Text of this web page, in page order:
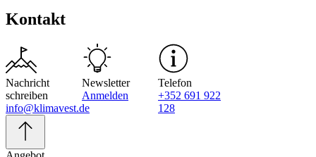
Kontakt
Nachricht
schreiben
info@klimavest.de
Newsletter
Anmelden
Telefon
+352 691 922
128